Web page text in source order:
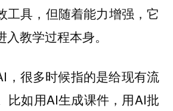
工具，但随着能力增强，它
教学过程本身。
，很多时候指的是给现有流
比如用AI生成课件，用AI批